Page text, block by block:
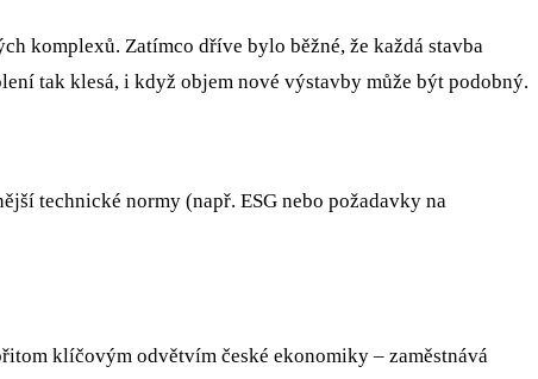
komplexů. Zatímco dříve bylo běžné, že každá stavba
tak klesá, i když objem nové výstavby může být podobný.
technické normy (např. ESG nebo požadavky na
klíčovým odvětvím české ekonomiky – zaměstnává